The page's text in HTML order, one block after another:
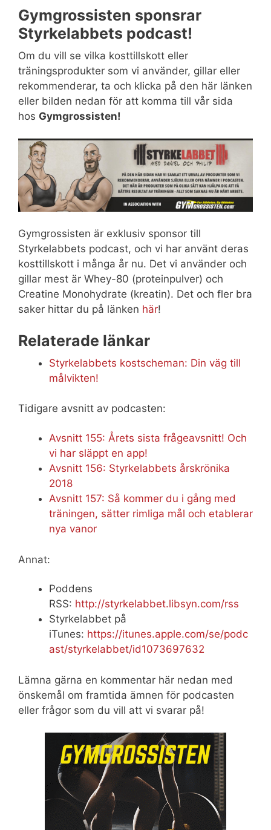
Gymgrossisten sponsrar
Styrkelabbets podcast!
Om du vill se vilka kosttillskott eller
träningsprodukter som vi använder, gillar eller
rekommenderar, ta och klicka på den här länken
eller bilden nedan för att komma till vår sida
hos Gymgrossisten!
Gymgrossisten är exklusiv sponsor till
Styrkelabbets podcast, och vi har använt deras
kosttillskott i många år nu. Det vi använder och
gillar mest är Whey-80 (proteinpulver) och
Creatine Monohydrate (kreatin). Det och fler bra
saker hittar du på länken här!
Relaterade länkar
Styrkelabbets kostscheman: Din väg till
målvikten!
Tidigare avsnitt av podcasten:
Avsnitt 155: Årets sista frågeavsnitt! Och
vi har släppt en app!
Avsnitt 156: Styrkelabbets årskrönika
2018
Avsnitt 157: Så kommer du i gång med
träningen, sätter rimliga mål och etablerar
nya vanor
Annat:
Poddens
RSS: http://styrkelabbet.libsyn.com/rss
Styrkelabbet på
iTunes: https://itunes.apple.com/se/podc
ast/styrkelabbet/id1073697632
Lämna gärna en kommentar här nedan med
önskemål om framtida ämnen för podcasten
eller frågor som du vill att vi svarar på!